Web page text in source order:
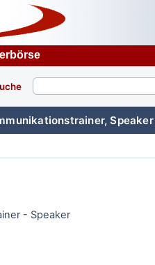
Speaker
- Speaker